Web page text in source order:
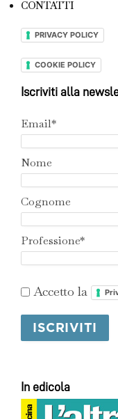
CONTATTI
PRIVACY POLICY
COOKIE POLICY
Iscriviti alla
Email*
Nome
Cognome
Professione*
Accetto la
In edicola